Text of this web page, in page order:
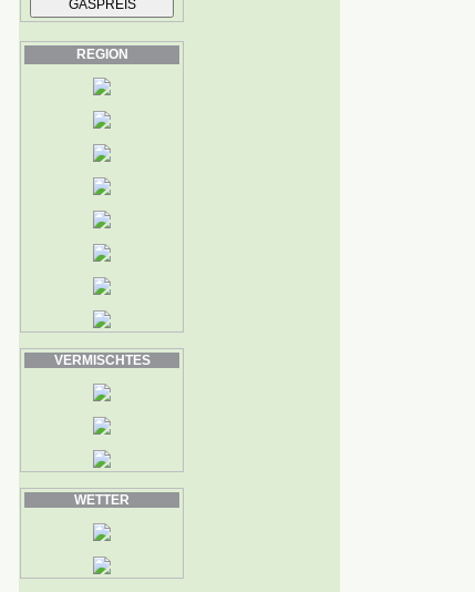
REGION
VERMISCHTES
WETTER